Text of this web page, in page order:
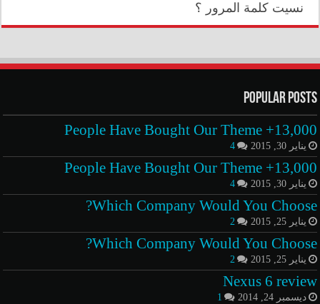
نسيت كلمة المرور ؟
Popular Posts
13,000+ People Have Bought Our Theme
يناير 30, 2015 4
13,000+ People Have Bought Our Theme
يناير 30, 2015 4
Which Company Would You Choose?
يناير 25, 2015 2
Which Company Would You Choose?
يناير 25, 2015 2
Nexus 6 review
ديسمبر 24, 2014 1